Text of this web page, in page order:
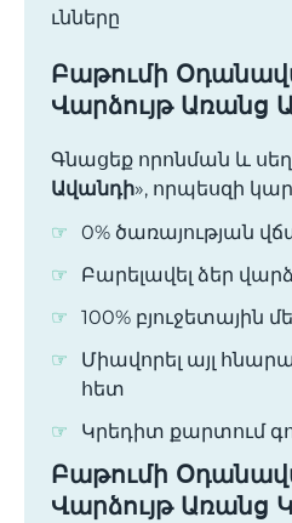
Բաթումի
Վարձույթ Առանց
Գնացեք որոնման և
Ավանդի», որպեսզի
0% ծառայության
Բարելավել ձեր
100% բյուջետային
Միավորել այլ
հետ
Կրեդիտ քարտում
Բաթումի
Վարձույթ Առանց